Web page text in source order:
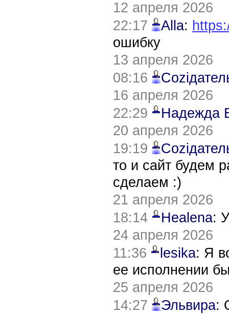
12 апреля 2026
22:17
Alla:
ошибку
13 апреля 2026
08:16
16 апреля 2026
22:29
Надежда
20 апреля 2026
19:19
то и сайт будем
сделаем :)
21 апреля 2026
18:14
Healena:
24 апреля 2026
11:36
lesika: Я
ее исполнении
25 апреля 2026
14:27
Эльвира: